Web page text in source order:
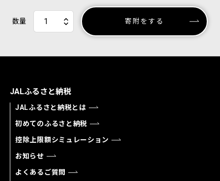
数量 寄附をする
JALふるさと納税
JALふるさと納税とは
初めてのふるさと納税
控除上限額シミュレーション
お知らせ
よくあるご質問